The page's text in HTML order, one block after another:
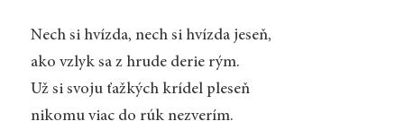
Nech si hvízda, nech si hvízda jeseň,
ako vzlyk sa z hrude derie rým.
Už si svoju ťažkých krídel pleseň
nikomu viac do rúk nezverím.